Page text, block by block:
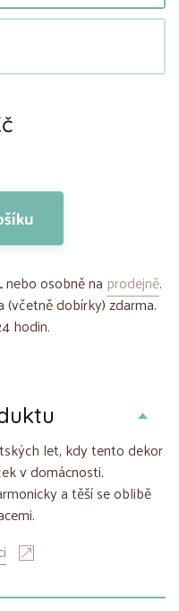
nebo osobně na prodejně.
(včetně dobírky) zdarma.
hodin.
let, kdy tento dekor
v domácnosti.
a těší se oblibě